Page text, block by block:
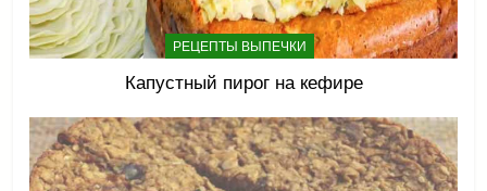
РЕЦЕПТЫ ВЫПЕЧКИ
Капустный пирог на кефире